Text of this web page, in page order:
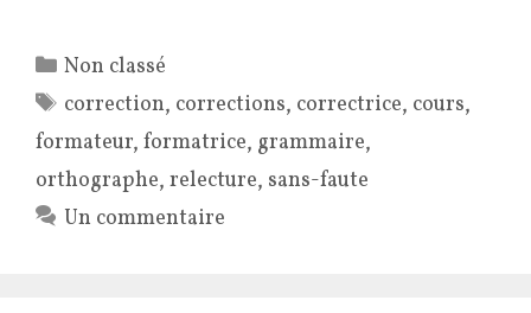
Catégories
Non classé
Étiquettes
correction, corrections, correctrice, cours,
formateur, formatrice, grammaire,
orthographe, relecture, sans-faute
Un commentaire